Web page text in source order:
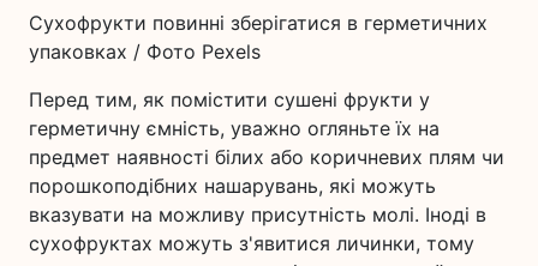
Сухофрукти повинні зберігатися в герметичних
упаковках / Фото Pexels
Перед тим, як помістити сушені фрукти у
герметичну ємність, уважно огляньте їх на
предмет наявності білих або коричневих плям чи
порошкоподібних нашарувань, які можуть
вказувати на можливу присутність молі. Іноді в
сухофруктах можуть з'явитися личинки, тому